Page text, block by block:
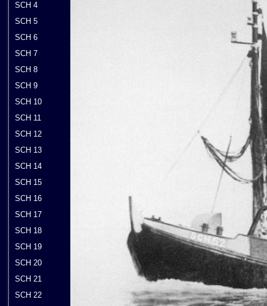
SCH 4
SCH 5
SCH 6
SCH 7
SCH 8
SCH 9
SCH 10
SCH 11
SCH 12
SCH 13
SCH 14
SCH 15
SCH 16
SCH 17
SCH 18
SCH 19
SCH 20
SCH 21
SCH 22